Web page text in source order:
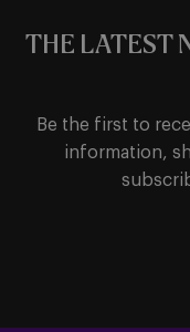
THE LATEST
Be the first to
information,